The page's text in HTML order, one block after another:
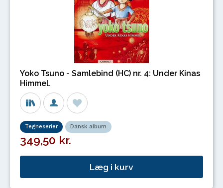
Yoko Tsuno - Samlebind (HC) nr. 4: Under Kinas
Himmel.
Tegneserier Dansk album
349,50 kr.
Læg i kurv